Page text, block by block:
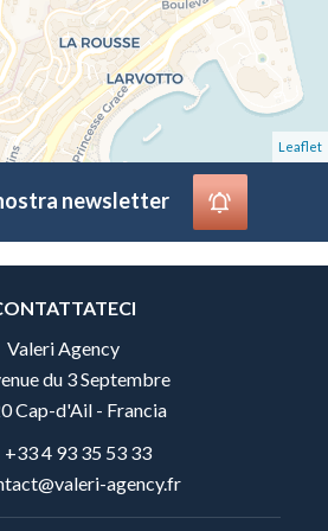
Leaflet
newsletter
Valeri Agency
du 3 Septembre
Cap-d'Ail - Francia
+33 4 93 35 53 33
agency.fr